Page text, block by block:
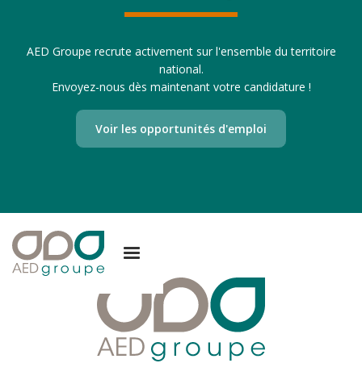
AED Groupe recrute activement sur l'ensemble du territoire
national.
Envoyez-nous dès maintenant votre candidature !
Voir les opportunités d'emploi